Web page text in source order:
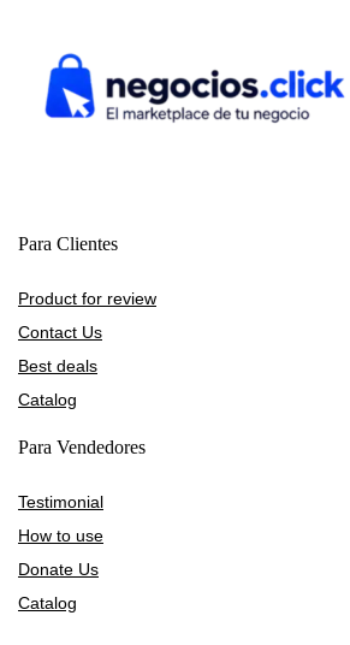
Para Clientes
Product for review
Contact Us
Best deals
Catalog
Para Vendedores
Testimonial
How to use
Donate Us
Catalog